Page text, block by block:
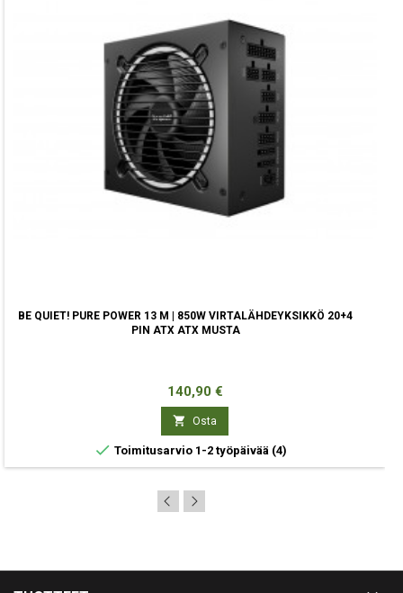
BE QUIET! PURE POWER 13 M | 850W VIRTALÄHDEYKSIKKÖ 20+4
PIN ATX ATX MUSTA
Hinta
140,90 €
 Osta
 Toimitusarvio 1-2 työpäivää (4)